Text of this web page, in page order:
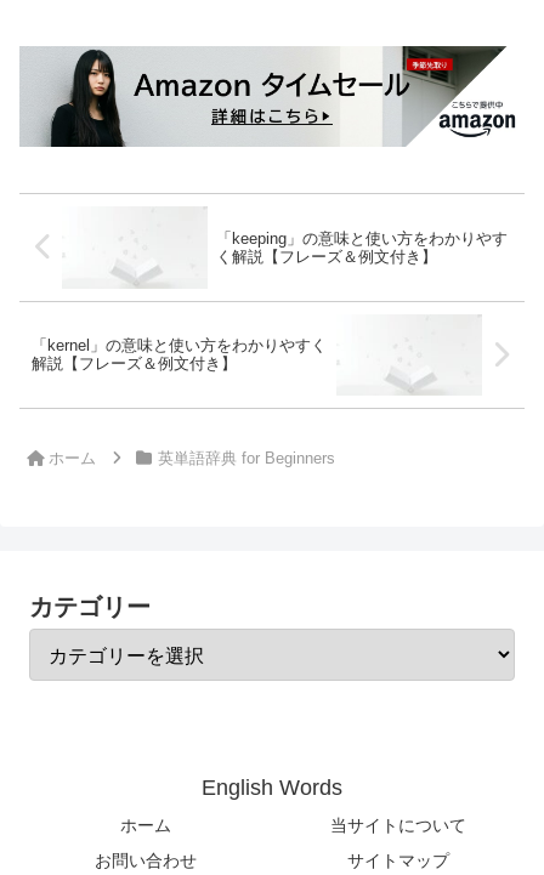
「keeping」の意味と使い方をわかりやす
く解説【フレーズ＆例文付き】
「kernel」の意味と使い方をわかりやすく
解説【フレーズ＆例文付き】
ホーム 英単語辞典 for Beginners
カテゴリー
English Words
ホーム
当サイトについて
お問い合わせ
サイトマップ